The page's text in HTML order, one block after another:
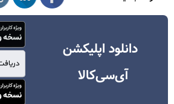
دانلود اپلیکشن
آی‌سی‌کالا